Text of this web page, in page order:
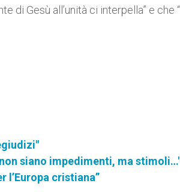
di Gesù all’unità ci interpella” e che
siano impedimenti, ma
l’Europa cristiana”